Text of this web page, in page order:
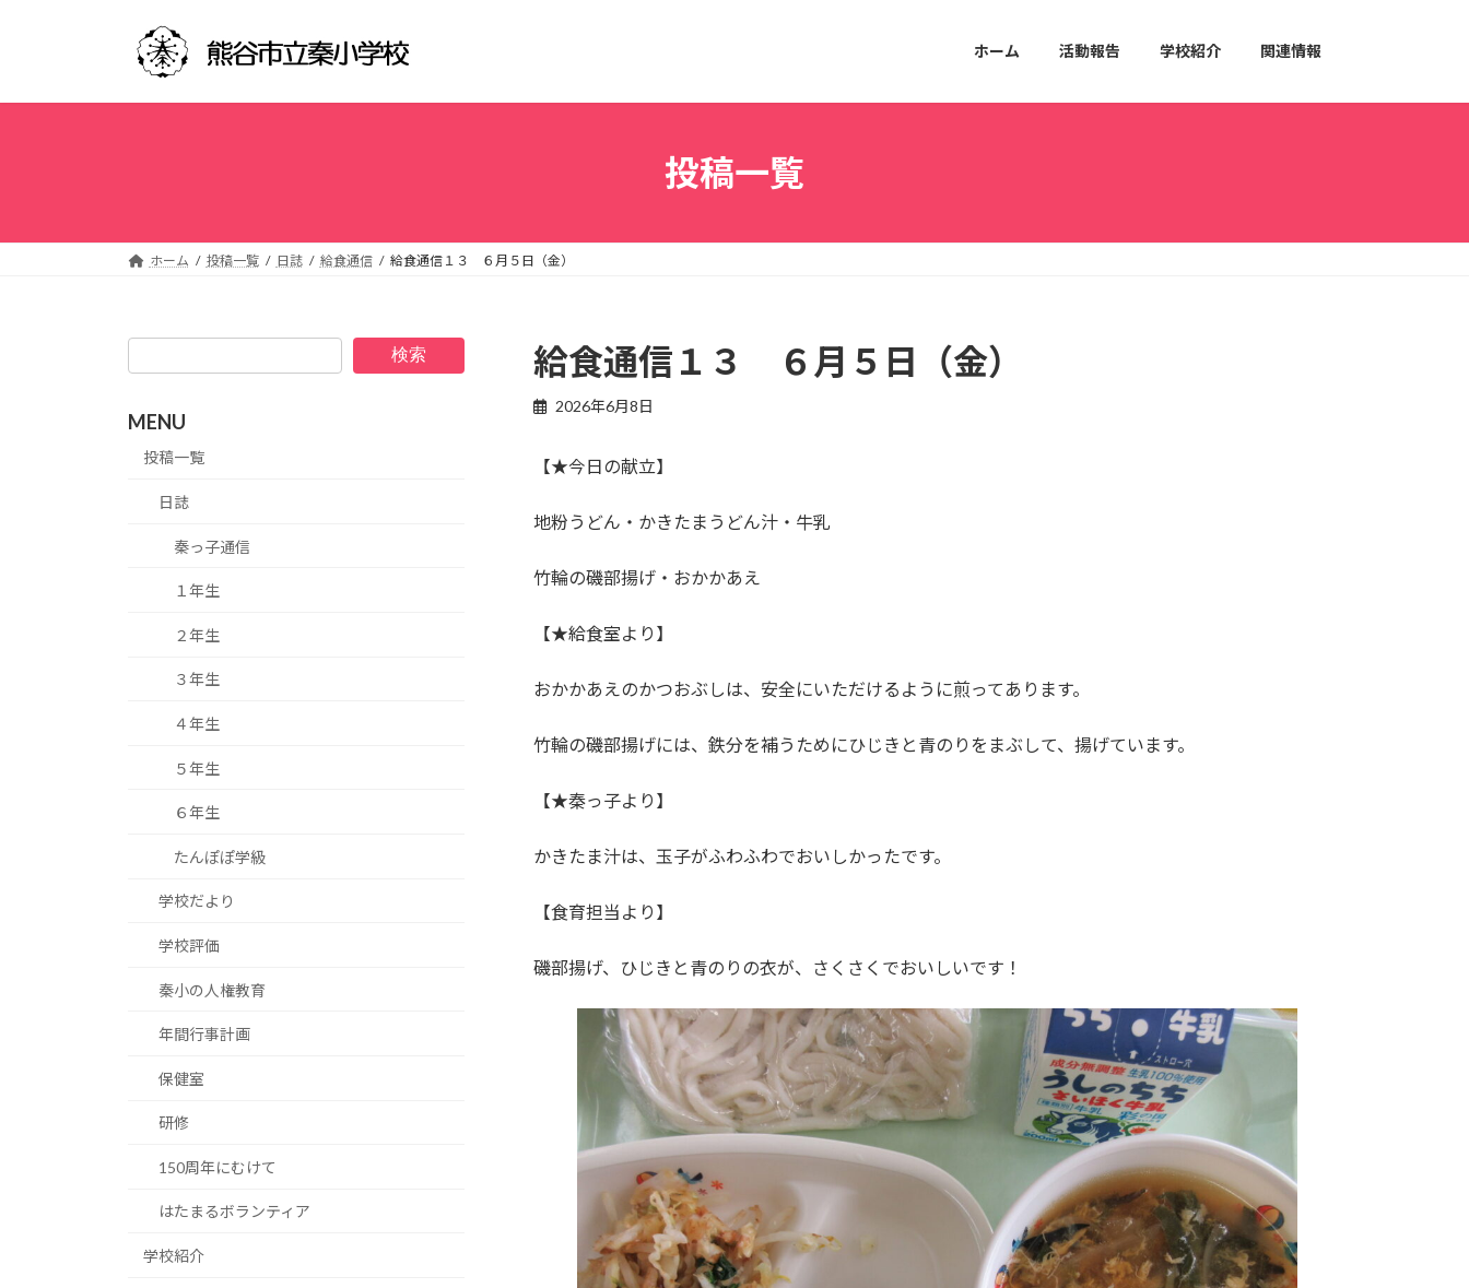
プ
動
ホーム 活動報告 学校紹介 関連情報
投稿一覧
ホーム 投稿一覧 日誌 給食通信 給食通信１３ ６月５日（金）
給食通信１３ ６月５日（金）
2026年6月8日
【★今日の献立】
地粉うどん・かきたまうどん汁・牛乳
竹輪の磯部揚げ・おかかあえ
【★給食室より】
おかかあえのかつおぶしは、安全にいただけるように煎ってあります。
竹輪の磯部揚げには、鉄分を補うためにひじきと青のりをまぶして、揚げています。
【★秦っ子より】
かきたま汁は、玉子がふわふわでおいしかったです。
【食育担当より】
磯部揚げ、ひじきと青のりの衣が、さくさくでおいしいです！
検索
MENU
投稿一覧
日誌
秦っ子通信
１年生
２年生
３年生
４年生
５年生
６年生
たんぽぽ学級
学校だより
学校評価
秦小の人権教育
年間行事計画
保健室
研修
150周年にむけて
はたまるボランティア
学校紹介